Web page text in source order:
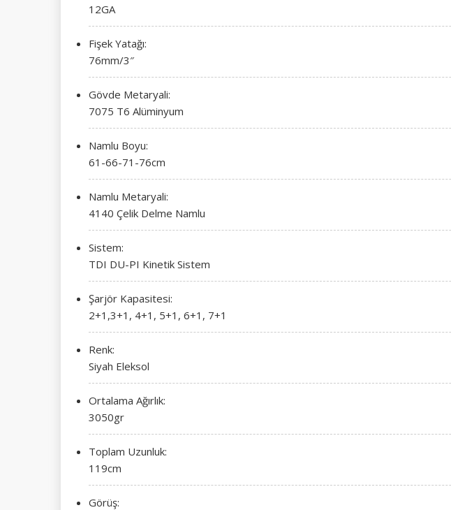
12GA
Fişek Yatağı:
76mm/3″
Gövde Metaryali:
7075 T6 Alüminyum
Namlu Boyu:
61-66-71-76cm
Namlu Metaryali:
4140 Çelik Delme Namlu
Sistem:
TDI DU-PI Kinetik Sistem
Şarjör Kapasitesi:
2+1,3+1, 4+1, 5+1, 6+1, 7+1
Renk:
Siyah Eleksol
Ortalama Ağırlık:
3050gr
Toplam Uzunluk:
119cm
Görüş: